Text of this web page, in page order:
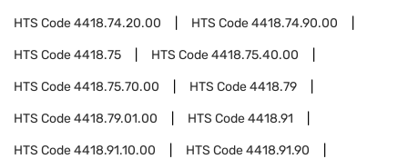
HTS Code4418.74.20.00 HTS Code4418.74.90.00
HTS Code4418.75 HTS Code4418.75.40.00
HTS Code4418.75.70.00 HTS Code4418.79
HTS Code4418.79.01.00 HTS Code4418.91
HTS Code4418.91.10.00 HTS Code4418.91.90